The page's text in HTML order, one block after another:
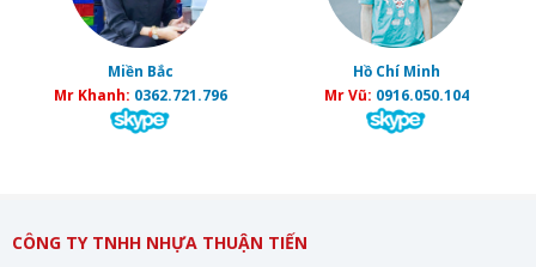
Miền Bắc
Mr Khanh: 0362.721.796
Hồ Chí Minh
Mr Vũ: 0916.050.104
CÔNG TY TNHH NHỰA THUẬN TIẾN